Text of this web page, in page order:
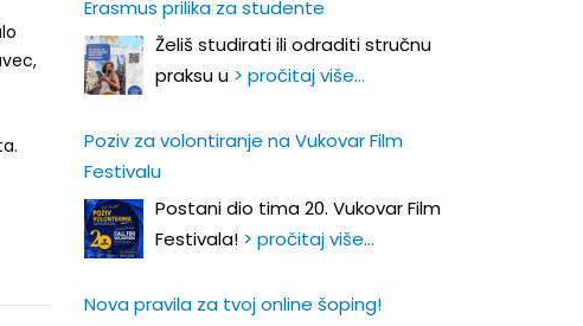
Erasmus prilika za studente
Želiš studirati ili odraditi stručnu
praksu u > pročitaj više…
Poziv za volontiranje na Vukovar Film
Festivalu
Postani dio tima 20. Vukovar Film
Festivala! > pročitaj više…
Nova pravila za tvoj online šoping!